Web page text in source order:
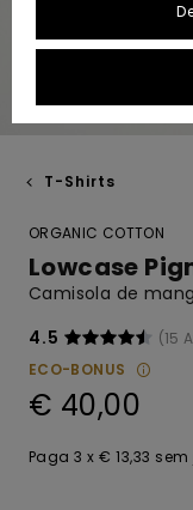
T-Shirts
ORGANIC COTTON
Lowcase
Camisola de
4.5
(15
ECO-BONUS
€ 40,00
Paga 3 x € 13,33